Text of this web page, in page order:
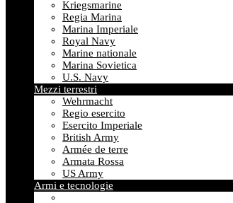
Kriegsmarine
Regia Marina
Marina Imperiale
Royal Navy
Marine nationale
Marina Sovietica
U.S. Navy
Mezzi terrestri
Wehrmacht
Regio esercito
Esercito Imperiale
British Army
Armée de terre
Armata Rossa
US Army
Armi e tecnologie